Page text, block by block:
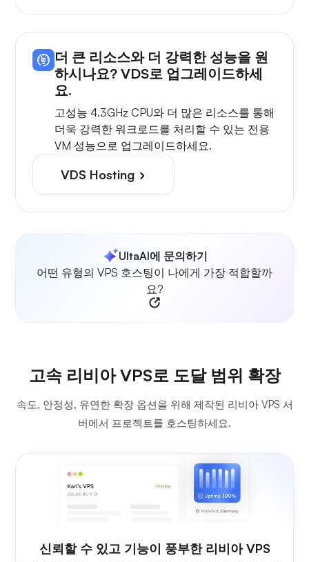
더 큰 리소스와 더 강력한 성능을 원
하시나요? VDS로 업그레이드하세
요.
고성능 4.3GHz CPU와 더 많은 리소스를 통해
더욱 강력한 워크로드를 처리할 수 있는 전용
VM 성능으로 업그레이드하세요.
VDS Hosting
UltaAI에 문의하기
어떤 유형의 VPS 호스팅이 나에게 가장 적합할까
요?
고속 리비아 VPS로 도달 범위 확장
속도, 안정성, 유연한 확장 옵션을 위해 제작된 리비아 VPS 서
버에서 프로젝트를 호스팅하세요.
신뢰할 수 있고 기능이 풍부한 리비아 VPS